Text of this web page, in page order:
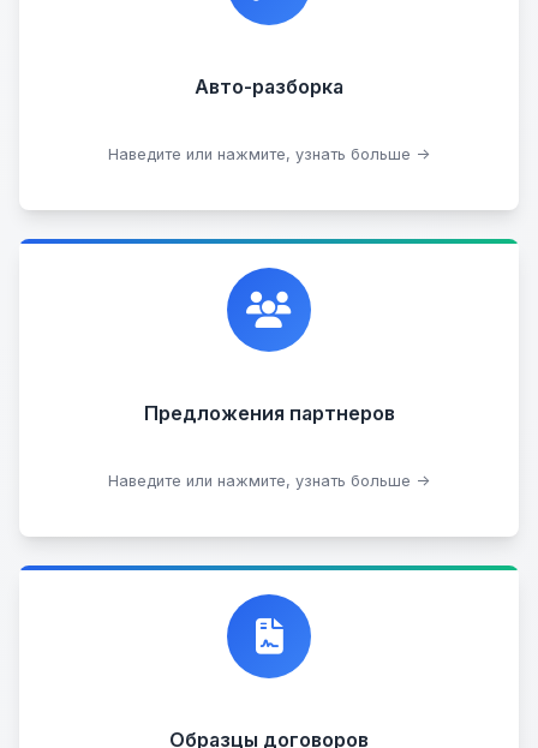
Авто-разборка
Наведите или нажмите, узнать больше →
Сдать на разборку
Предложения партнеров
Наведите или нажмите, узнать больше →
Сотрудничаем с лучшими организациями. Если у
вас есть интересные идеи, мы всегда открыты к
сотрудничеству.
Стать партнером
Образцы договоров
Договор купли-продажи